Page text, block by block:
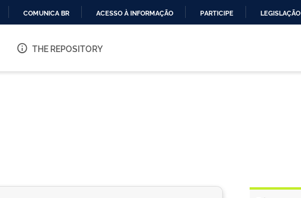
O
COMUNICA BR ACESSO À INFORMAÇÃO PARTICIPE LEGISLAÇÃO
THE REPOSITORY